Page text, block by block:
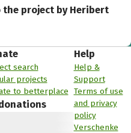
project by Heribert
search
projects
to betterplace
Help
Help &
Support
Terms of use
and privacy
policy
Verschenke